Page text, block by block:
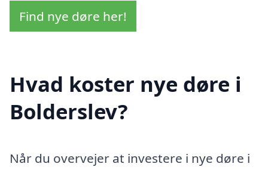
Find nye døre her!
Hvad koster nye døre i
Bolderslev?
Når du overvejer at investere i nye døre i